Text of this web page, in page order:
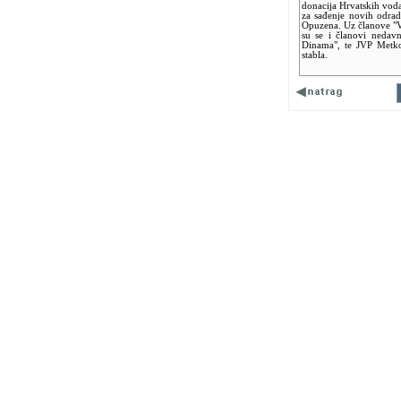
donacija Hrvatskih
za sađenje novih
Opuzena. Uz članove
su se i članovi
Dinama", te JVP
stabla.